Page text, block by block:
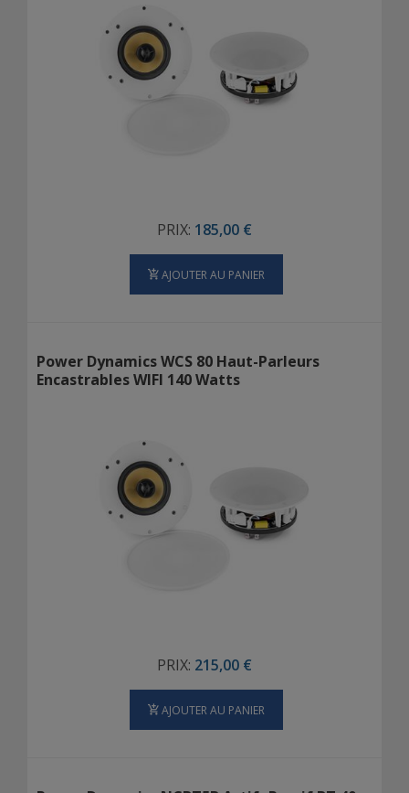
PRIX: 185,00 €
AJOUTER AU PANIER
Power Dynamics WCS 80 Haut-Parleurs
Encastrables WIFI 140 Watts
PRIX: 215,00 €
AJOUTER AU PANIER